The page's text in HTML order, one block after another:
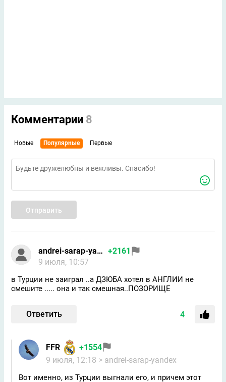
Комментарии 8
Новые Популярные Первые
Отправить
andrei-sarap-yandex +2161
9 июля, 10:57
в Турции не заиграл ..а ДЗЮБА хотел в АНГЛИИ не
смешите ..... она и так смешная..ПОЗОРИЩЕ
Ответить 4
FFR
+1554
9 июля, 12:18 > andrei-sarap-yandex
Вот именно, из Турции выгнали его, и причем этот